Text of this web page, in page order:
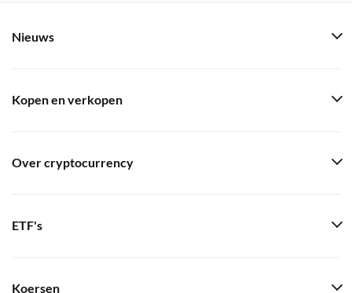
Nieuws
Kopen en verkopen
Over cryptocurrency
ETF's
Koersen